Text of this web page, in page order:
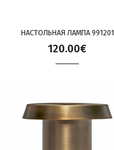
НАСТОЛЬНАЯ ЛАМПА 991201
120.00€